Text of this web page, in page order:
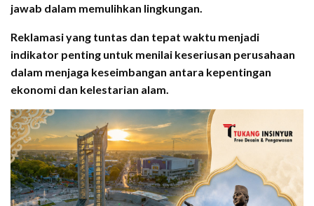
jawab dalam memulihkan lingkungan.
Reklamasi yang tuntas dan tepat waktu menjadi
indikator penting untuk menilai keseriusan perusahaan
dalam menjaga keseimbangan antara kepentingan
ekonomi dan kelestarian alam.